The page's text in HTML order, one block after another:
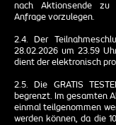
nach Aktionsende zu
Anfrage vorzulegen.
2.4. Der
28.02.2026 um 23.59
dient der elektronisch
2.5. Die GRATIS
begrenzt. Im gesamten
einmal teilgenommen
werden können, da die